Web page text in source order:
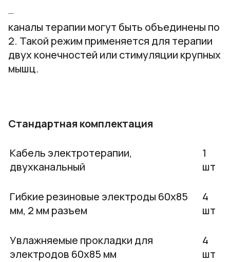
каналы терапии могут быть объединены по
2. Такой режим применяется для терапии
двух конечностей или стимуляции крупных
мышц.
Стандартная комплектация
Кабель электротерапии,
двухканальный
1
шт
Гибкие резиновые электроды 60х85
мм, 2 мм разъем
4
шт
Увлажняемые прокладки для
электродов 60х85 мм
4
шт